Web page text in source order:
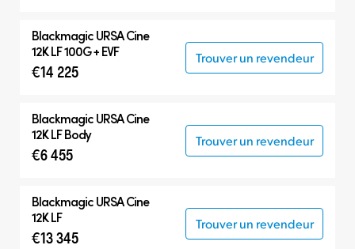
BlackmagicURSA Cine
12K LF 100G + EVF
€14 225
Trouver un revendeur
BlackmagicURSA Cine
12K LF Body
€6 455
Trouver un revendeur
BlackmagicURSA Cine
12K LF
€13 345
Trouver un revendeur